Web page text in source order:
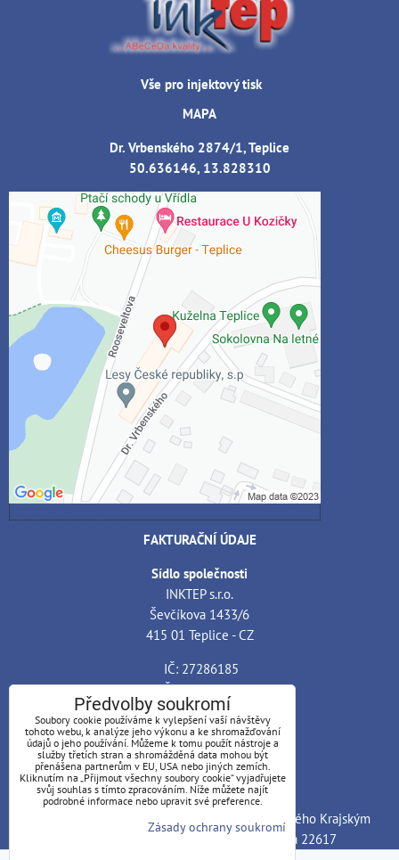
Vše pro injektový tisk
MAPA
Dr. Vrbenského 2874/1, Teplice
50.636146, 13.828310
Externí obsah je blokován Volbami
soukromí
Přejete si načíst externí obsah?
Povolit jednou
Povolit a zapamatovat - souhlas s druhem
cookie: Funkční
Otevřít obsah v novém okně
FAKTURAČNÍ ÚDAJE
Sídlo společnosti
INKTEP s.r.o.
Ševčíkova 1433/6
415 01 Teplice - CZ
IČ: 27286185
DIČ: CZ27286185
Bankovní spojení
Banka: ČSOB, a.s. - pobočka Teplice
Číslo účtu: 199648540
Kód banky: 0300
Společnost INKTEP s.r.o. je zapsána v OR vedeného Krajským
soudem v Ústí nad Labem, oddíl C., vložka 22617
Předvolby soukromí
Soubory cookie používáme k vylepšení vaší návštěvy
tohoto webu, k analýze jeho výkonu a ke shromažďování
údajů o jeho používání. Můžeme k tomu použít nástroje a
služby třetích stran a shromážděná data mohou být
přenášena partnerům v EU, USA nebo jiných zemích.
Kliknutím na „Přijmout všechny soubory cookie“ vyjadřujete
svůj souhlas s tímto zpracováním. Níže můžete najít
podrobné informace nebo upravit své preference.
Zásady ochrany soukromí